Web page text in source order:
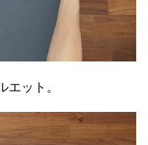
ット。